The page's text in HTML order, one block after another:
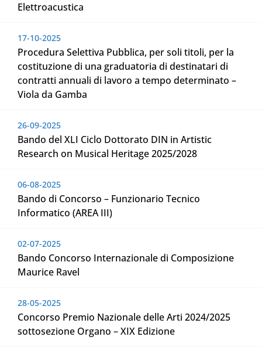
Elettroacustica
17-10-2025
Procedura Selettiva Pubblica, per soli titoli, per la
costituzione di una graduatoria di destinatari di
contratti annuali di lavoro a tempo determinato –
Viola da Gamba
26-09-2025
Bando del XLI Ciclo Dottorato DIN in Artistic
Research on Musical Heritage 2025/2028
06-08-2025
Bando di Concorso – Funzionario Tecnico
Informatico (AREA III)
02-07-2025
Bando Concorso Internazionale di Composizione
Maurice Ravel
28-05-2025
Concorso Premio Nazionale delle Arti 2024/2025
sottosezione Organo – XIX Edizione